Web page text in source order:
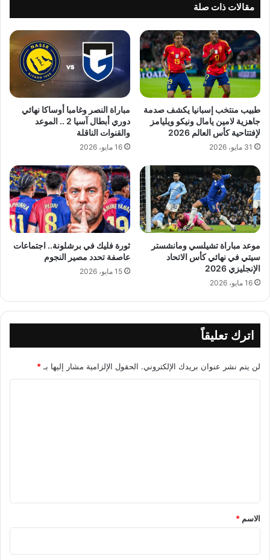
مقالات ذات صلة
طبيب منتخب إسبانيا يكشف صدمة
جاهزية لامين يامال ونيكو ويليامز
لإفتتاحية كأس العالم 2026
31 مايو، 2026
مباراة النصر وغامبا أوساكا نهائي
دوري أبطال آسيا 2 .. الموعد
والقنوات الناقلة
16 مايو، 2026
موعد مباراة تشيلسي ومانشستر
سيتي في نهائي كأس الاتحاد
الإنجليزي 2026
16 مايو، 2026
ثورة فليك في برشلونة.. اجتماعات
عاصفة تحدد مصير النجوم
15 مايو، 2026
اترك تعليقاً
لن يتم نشر عنوان بريدك الإلكتروني. الحقول الإلزامية مشار إليها بـ *
*
الاسم *